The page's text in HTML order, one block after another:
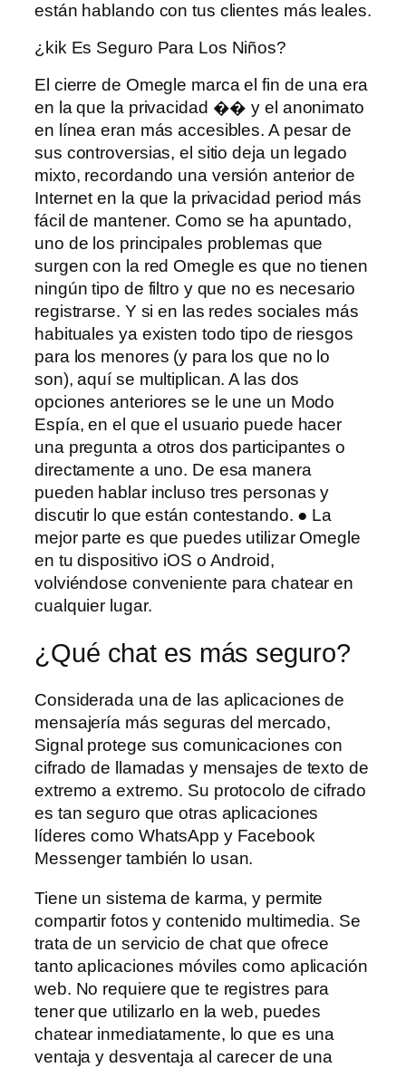
están hablando con tus clientes más leales.
¿kik Es Seguro Para Los Niños?
El cierre de Omegle marca el fin de una era
en la que la privacidad �� y el anonimato
en línea eran más accesibles. A pesar de
sus controversias, el sitio deja un legado
mixto, recordando una versión anterior de
Internet en la que la privacidad period más
fácil de mantener. Como se ha apuntado,
uno de los principales problemas que
surgen con la red Omegle es que no tienen
ningún tipo de filtro y que no es necesario
registrarse. Y si en las redes sociales más
habituales ya existen todo tipo de riesgos
para los menores (y para los que no lo
son), aquí se multiplican. A las dos
opciones anteriores se le une un Modo
Espía, en el que el usuario puede hacer
una pregunta a otros dos participantes o
directamente a uno. De esa manera
pueden hablar incluso tres personas y
discutir lo que están contestando. ● La
mejor parte es que puedes utilizar Omegle
en tu dispositivo iOS o Android,
volviéndose conveniente para chatear en
cualquier lugar.
¿Qué chat es más seguro?
Considerada una de las aplicaciones de
mensajería más seguras del mercado,
Signal protege sus comunicaciones con
cifrado de llamadas y mensajes de texto de
extremo a extremo. Su protocolo de cifrado
es tan seguro que otras aplicaciones
líderes como WhatsApp y Facebook
Messenger también lo usan.
Tiene un sistema de karma, y permite
compartir fotos y contenido multimedia. Se
trata de un servicio de chat que ofrece
tanto aplicaciones móviles como aplicación
web. No requiere que te registres para
tener que utilizarlo en la web, puedes
chatear inmediatamente, lo que es una
ventaja y desventaja al carecer de una